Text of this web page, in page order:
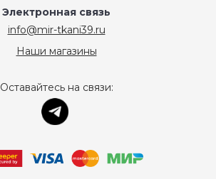
Электронная связь
info@mir-tkani39.ru
Наши магазины
Оставайтесь на связи: